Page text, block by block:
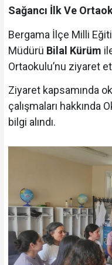
Sağancı İlk Ve
Bergama İlçe Milli
Müdürü Bilal Kürüm
Ortaokulu’nu ziyaret
Ziyaret kapsamında
çalışmaları hakkında
bilgi alındı.